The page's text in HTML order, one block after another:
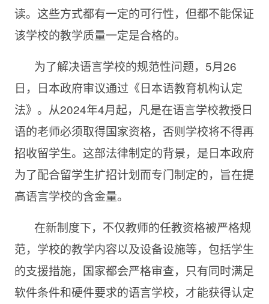
读。这些方式都有一定的可行性，但都不能保证
该学校的教学质量一定是合格的。
为了解决语言学校的规范性问题，5月26
日，日本政府审议通过《日本语教育机构认定
法》。从2024年4月起，凡是在语言学校教授日
语的老师必须取得国家资格，否则学校将不得再
招收留学生。这部法律制定的背景，是日本政府
为了配合留学生扩招计划而专门制定的，旨在提
高语言学校的含金量。
在新制度下，不仅教师的任教资格被严格规
范，学校的教学内容以及设备设施等，包括学生
的支援措施，国家都会严格审查，只有同时满足
软件条件和硬件要求的语言学校，才能获得认定